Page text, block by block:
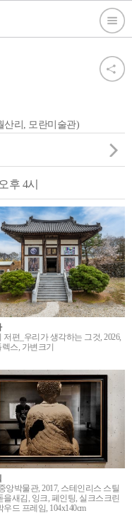
산리, 모란미술관)
후 4시
저편_우리가 생각하는 그것, 2026,
스, 가변크기
앙박물관, 2017, 스테인리스 스틸
을새김, 잉크, 페인팅, 실크스크린
우드 프레임, 104x140cm